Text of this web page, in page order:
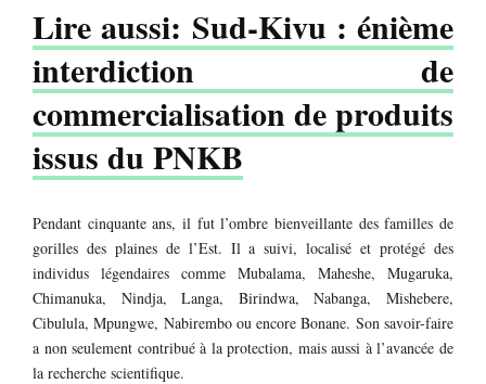
Lire aussi: Sud-Kivu : énième
interdiction de
commercialisation de produits
issus du PNKB
Pendant cinquante ans, il fut l’ombre bienveillante des familles de
gorilles des plaines de l’Est. Il a suivi, localisé et protégé des
individus légendaires comme Mubalama, Maheshe, Mugaruka,
Chimanuka, Nindja, Langa, Birindwa, Nabanga, Mishebere,
Cibulula, Mpungwe, Nabirembo ou encore Bonane. Son savoir-faire
a non seulement contribué à la protection, mais aussi à l’avancée de
la recherche scientifique.